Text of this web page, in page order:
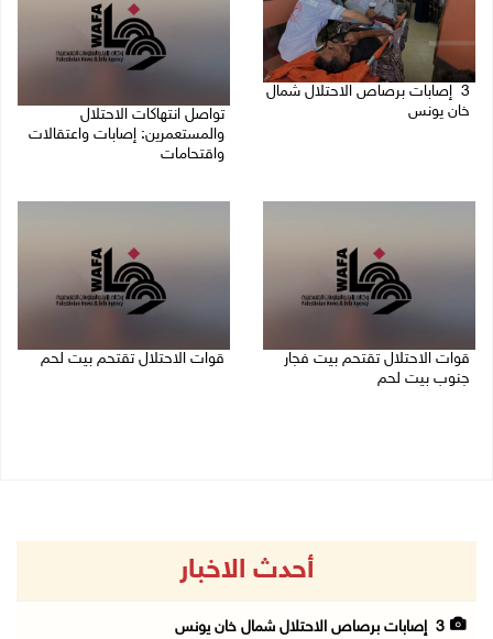
3 إصابات برصاص الاحتلال شمال
خان يونس
تواصل انتهاكات الاحتلال
والمستعمرين: إصابات واعتقالات
واقتحامات
قوات الاحتلال تقتحم بيت فجار
جنوب بيت لحم
قوات الاحتلال تقتحم بيت لحم
أحدث الاخبار
3 إصابات برصاص الاحتلال شمال خان يونس